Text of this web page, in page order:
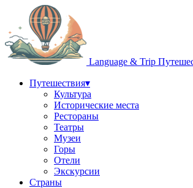
Language & Trip
Путешествия▾
Культура
Исторические места
Рестораны
Театры
Музеи
Горы
Отели
Экскурсии
Страны